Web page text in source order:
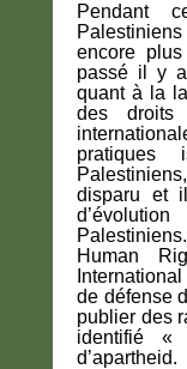
Pendant
encore
passé il y
quant à la
des droits
pratiques
disparu et
Human
de défense
publier des
identifié «
d’apartheid.